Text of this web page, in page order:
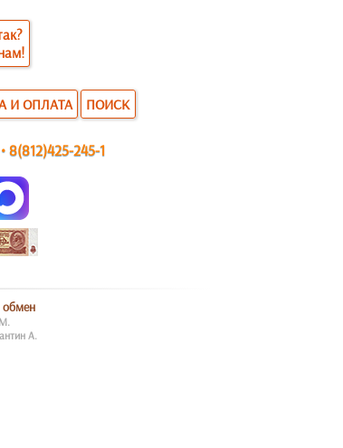
И ОПЛАТА ПОИСК
•8(812)425-245-1
обмен
А.